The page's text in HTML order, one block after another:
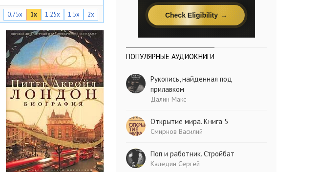
22:29
22:08
22:30
22:18
22:24
22:25
18:09
0.75x 1x 1.25x 1.5x 2x
ПОПУЛЯРНЫЕ АУДИОКНИГИ
Рукопись, найденная под
прилавком
Далин Макс
Открытие мира. Книга 5
Смирнов Василий
Поп и работник. Стройбат
Каледин Сергей